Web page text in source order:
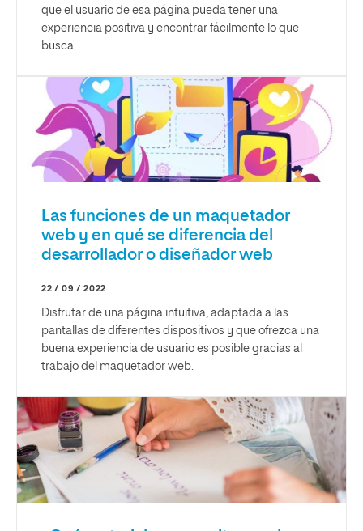
que el usuario de esa página pueda tener una
experiencia positiva y encontrar fácilmente lo que
busca.
Las funciones de un maquetador
web y en qué se diferencia del
desarrollador o diseñador web
22 / 09 / 2022
Disfrutar de una página intuitiva, adaptada a las
pantallas de diferentes dispositivos y que ofrezca una
buena experiencia de usuario es posible gracias al
trabajo del maquetador web.